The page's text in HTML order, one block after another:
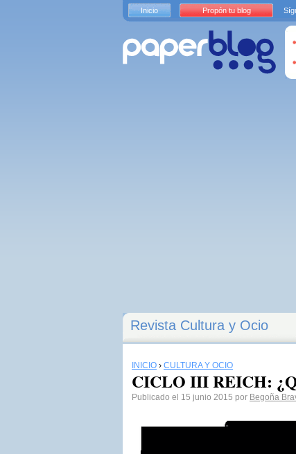
Revista Cultura y Ocio
INICIO › CULTURA Y OCIO
CICLO III REICH:
Publicado el 15 junio 2015 por Begoña
Inicio Propón tu blog